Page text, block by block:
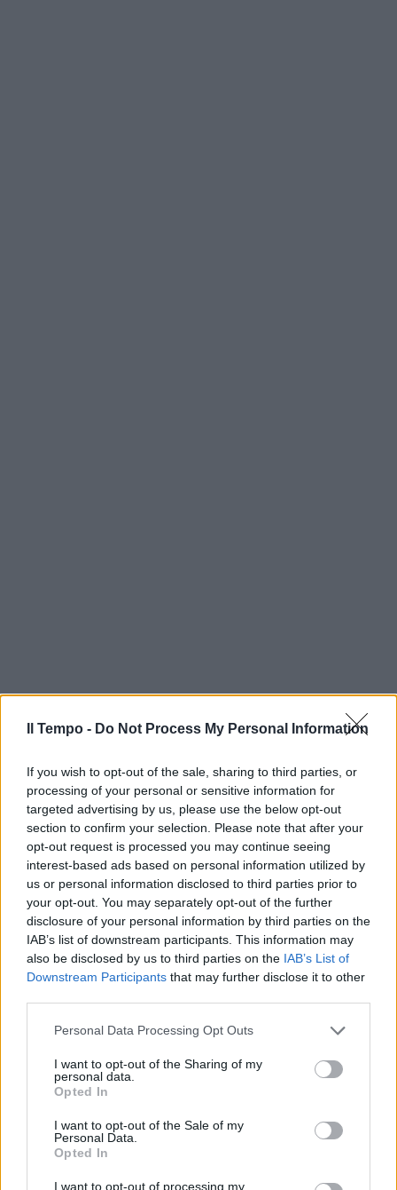
Il Tempo - Do Not Process My Personal Information
If you wish to opt-out of the sale, sharing to third parties, or
processing of your personal or sensitive information for
targeted advertising by us, please use the below opt-out
section to confirm your selection. Please note that after your
opt-out request is processed you may continue seeing
interest-based ads based on personal information utilized by
us or personal information disclosed to third parties prior to
your opt-out. You may separately opt-out of the further
disclosure of your personal information by third parties on the
IAB’s list of downstream participants. This information may
also be disclosed by us to third parties on the IAB’s List of
Downstream Participants that may further disclose it to other
Personal Data Processing Opt Outs
I want to opt-out of the Sharing of my
personal data.
Opted In
I want to opt-out of the Sale of my
Personal Data.
Opted In
I want to opt-out of processing my
In evidenza